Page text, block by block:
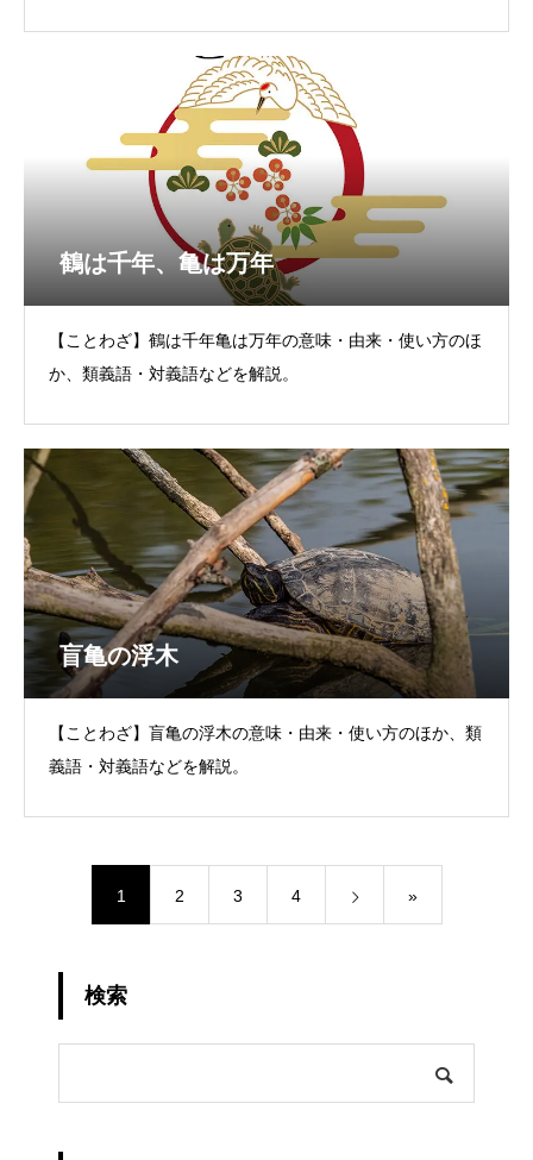
鶴は千年、亀は万年
【ことわざ】鶴は千年亀は万年の意味・由来・使い方のほ
か、類義語・対義語などを解説。
盲亀の浮木
【ことわざ】盲亀の浮木の意味・由来・使い方のほか、類
義語・対義語などを解説。
1 2 3 4 »
検索